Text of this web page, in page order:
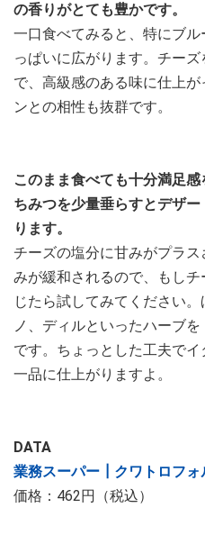
の香りがとても豊かです。
一口食べてみると、特にブ
っぱいに広がります。チー
で、高級感のある味に仕上
ンとの相性も抜群です。
このまま食べても十分満足
ちみつを少量垂らすとデザ
ります。
チーズの塩分に甘みがプラ
みが緩和されるので、もし
じたら試してみてください
ノ、ディルといったハーブ
です。ちょっとした工夫で
一品に仕上がりますよ。
DATA
業務スーパー┃クワトロフォ
価格：462円（税込）